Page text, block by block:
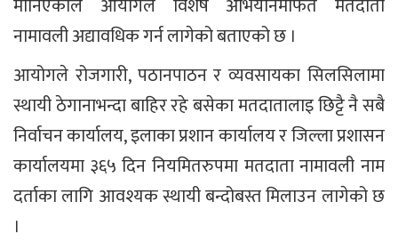
मानिएकाले आयोगले विशेष अभियानमार्फत मतदाता
नामावली अद्यावधिक गर्न लागेको बताएको छ ।
आयोगले रोजगारी, पठानपाठन र व्यवसायका सिलसिलामा
स्थायी ठेगानाभन्दा बाहिर रहे बसेका मतदातालाइ छिट्टै नै सबै
निर्वाचन कार्यालय, इलाका प्रशान कार्यालय र जिल्ला प्रशासन
कार्यालयमा ३६५ दिन नियमितरुपमा मतदाता नामावली नाम
दर्ताका लागि आवश्यक स्थायी बन्दोबस्त मिलाउन लागेको छ
।